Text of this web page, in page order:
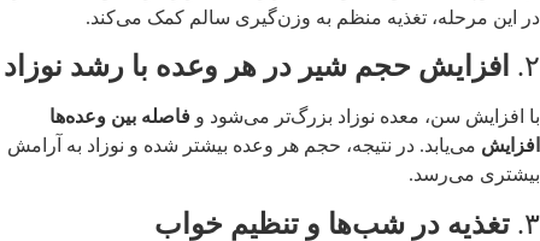
در این مرحله، تغذیه منظم به وزن‌گیری سالم کمک می‌کند.
۲. افزایش حجم شیر در هر وعده با رشد نوزاد
با افزایش سن، معده نوزاد بزرگ‌تر می‌شود و فاصله بین وعده‌ها
افزایش می‌یابد. در نتیجه، حجم هر وعده بیشتر شده و نوزاد به آرامش
بیشتری می‌رسد.
۳. تغذیه در شب‌ها و تنظیم خواب